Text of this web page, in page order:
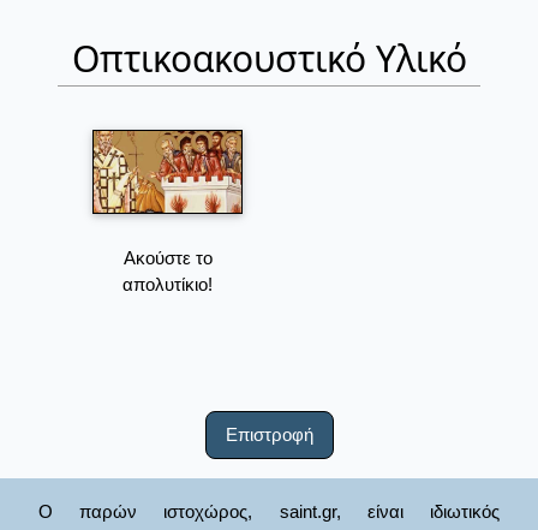
Οπτικοακουστικό Υλικό
Ακούστε το
απολυτίκιο!
Επιστροφή
Ο παρών ιστοχώρος, saint.gr, είναι ιδιωτικός